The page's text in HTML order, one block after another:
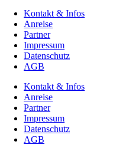
Kontakt & Infos
Anreise
Partner
Impressum
Datenschutz
AGB
Kontakt & Infos
Anreise
Partner
Impressum
Datenschutz
AGB